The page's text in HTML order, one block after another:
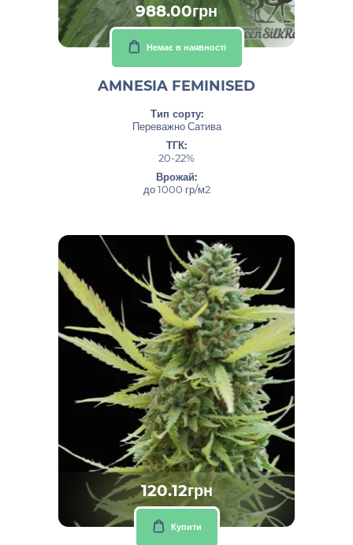
988.00грн
Немає в наявності
AMNESIA FEMINISED
Тип сорту:
Переважно Сатива
ТГК:
20-22%
Врожай:
до 1000 гр/м2
120.12грн
Купити